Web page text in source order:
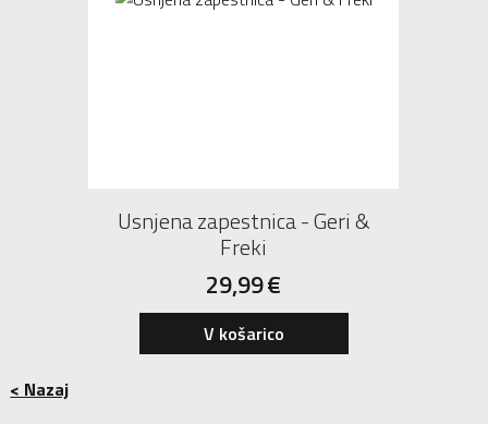
Usnjena zapestnica - Geri &
Freki
29,99€
V košarico
< Nazaj